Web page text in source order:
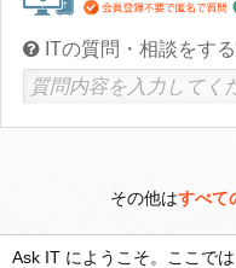
ITの質問・相談をす
その他はすべて
Ask IT にようこそ。ここで